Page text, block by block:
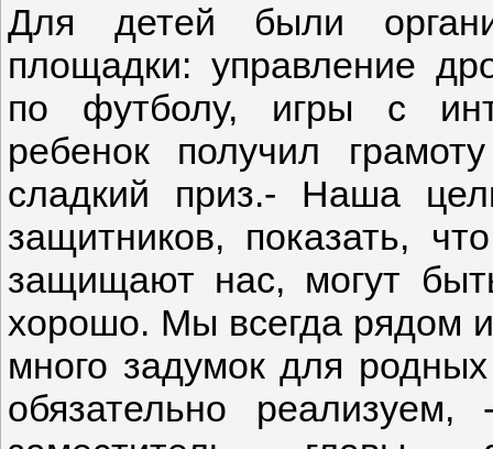
Для детей были
площадки: управление
по футболу, игры с
ребенок получил
сладкий приз.- Наша
защитников, показать,
защищают нас, могут
хорошо. Мы всегда рядом
много задумок для
обязательно